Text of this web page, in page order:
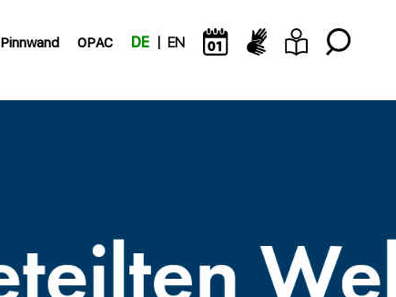
Pinnwand OPAC DE EN